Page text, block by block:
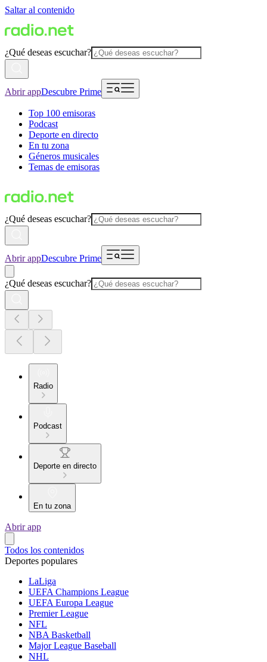
Saltar al contenido
¿Qué deseas escuchar?
Abrir appDescubre Prime
Top 100 emisoras
Podcast
Deporte en directo
En tu zona
Géneros musicales
Temas de emisoras
¿Qué deseas escuchar?
Abrir appDescubre Prime
¿Qué deseas escuchar?
Radio
Podcast
Deporte en directo
En tu zona
Abrir app
Todos los contenidos
Deportes populares
LaLiga
UEFA Champions League
UEFA Europa League
Premier League
NFL
NBA Basketball
Major League Baseball
NHL